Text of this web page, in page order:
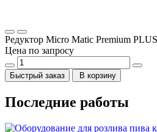
Редуктор Micro Matic Premium
Цена по запросу
Быстрый заказ В корзину
Последние работы